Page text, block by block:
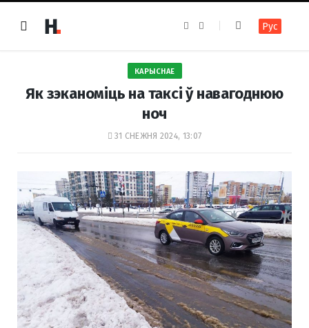
e
k
t
a
m
Рус
КАРЫСНАЕ
Як зэканоміць на таксі ў навагоднюю
ноч
31 СНЕЖНЯ 2024, 13:07